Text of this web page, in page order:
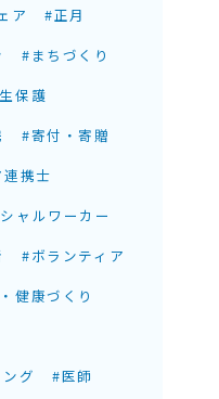
ア
#正月
#まちづくり
保護
#寄付・寄贈
携士
ャルワーカー
#ボランティア
健康づくり
グ
#医師